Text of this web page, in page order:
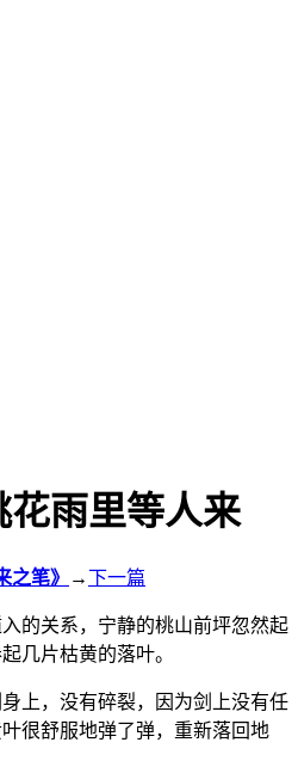
雨里等人来
之笔》 →下一篇
的关系，宁静的桃山前坪忽然起
几片枯黄的落叶。
上，没有碎裂，因为剑上没有任
很舒服地弹了弹，重新落回地